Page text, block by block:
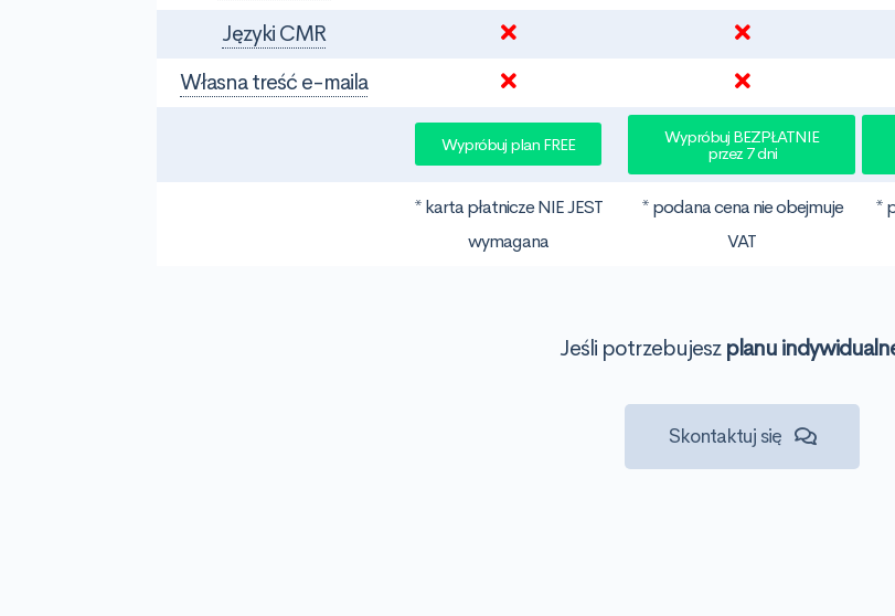
Języki CMR
Własna treść e-maila
Wypróbuj plan FREE Wypróbuj BEZPŁATNIE
przez 7 dni
* karta płatnicze NIE JEST
wymagana
* podana cena nie obejmuje
VAT
*
Jeśli potrzebujesz planu
Skontaktuj się